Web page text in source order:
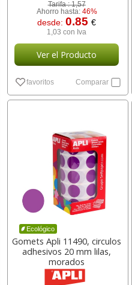
Tarifa :1,57
Ahorro hasta: 46%
desde:0.85€
1,03 con Iva
Ver el Producto
favoritos Comparar
Ecológico
Gomets Apli 11490, circulos
adhesivos 20 mm lilas,
morados